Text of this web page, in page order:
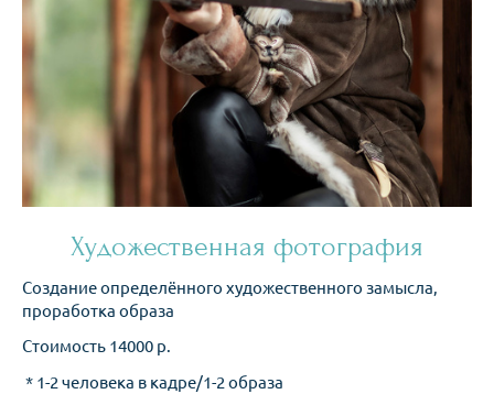
Художественная фотография
Создание определённого художественного замысла,
проработка образа
Стоимость 14000 р.
* 1-2 человека в кадре/1-2 образа